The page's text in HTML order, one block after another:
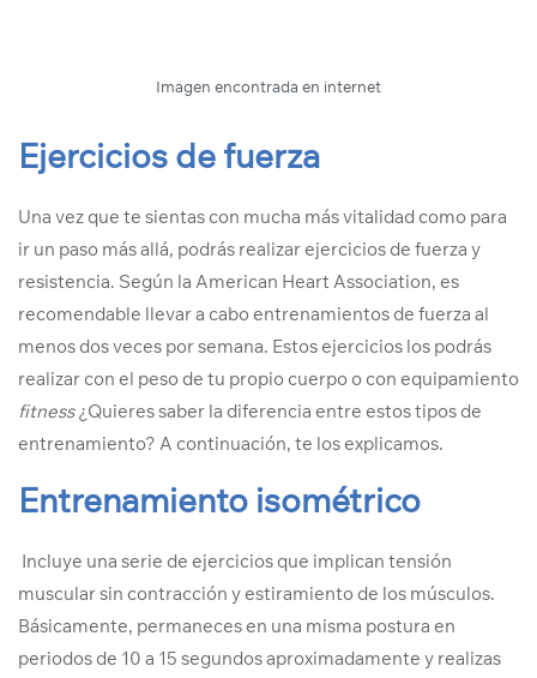
Imagen encontrada en internet
Ejercicios de fuerza
Una vez que te sientas con mucha más vitalidad como para
ir un paso más allá, podrás realizar ejercicios de fuerza y
resistencia. Según la American Heart Association, es
recomendable llevar a cabo entrenamientos de fuerza al
menos dos veces por semana. Estos ejercicios los podrás
realizar con el peso de tu propio cuerpo o con equipamiento
fitness¿Quieres saber la diferencia entre estos tipos de
entrenamiento? A continuación, te los explicamos.
Entrenamiento isométrico
Incluye una serie de ejercicios que implican tensión
muscular sin contracción y estiramiento de los músculos.
Básicamente, permaneces en una misma postura en
periodos de 10 a 15 segundos aproximadamente y realizas